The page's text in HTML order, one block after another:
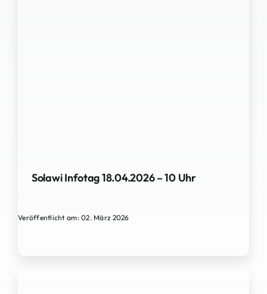
Solawi Infotag 18.04.2026 – 10 Uhr
Veröffentlicht am: 02. März 2026